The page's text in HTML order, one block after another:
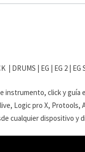
| DRUMS | EG | EG 2 |
click y guía
Logic pro X,
cualquier dispositivo